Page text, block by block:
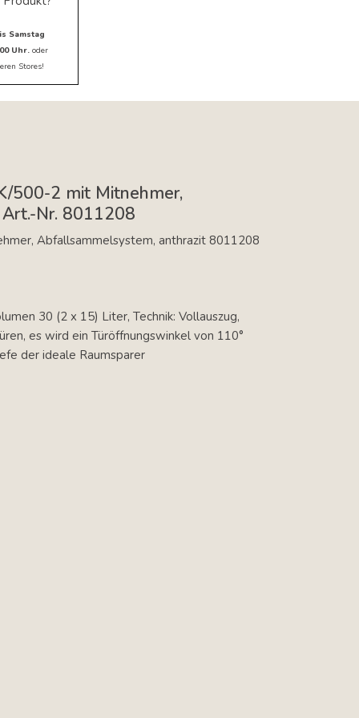
Samstag
Uhr. oder
Stores!
500-2 mit Mitnehmer,
Nr. 8011208
Abfallsammelsystem, anthrazit 8011208
30 (2 x 15) Liter, Technik: Vollauszug,
es wird ein Türöffnungswinkel von 110°
der ideale Raumsparer